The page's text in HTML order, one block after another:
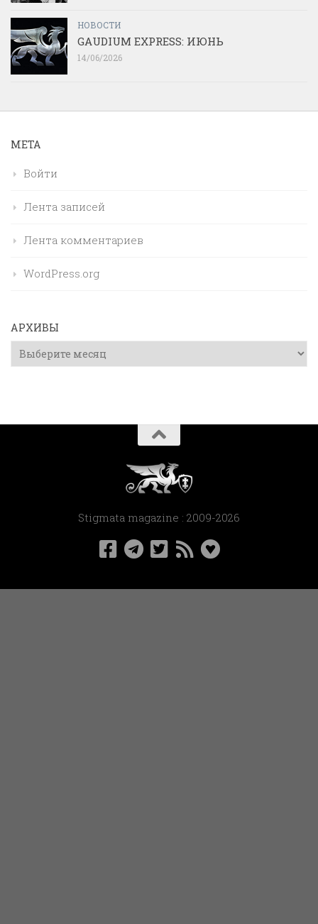
НОВОСТИ
GAUDIUM EXPRESS: ИЮНЬ
14/06/2026
МЕТА
Войти
Лента записей
Лента комментариев
WordPress.org
АРХИВЫ
Архивы
Stigmata magazine : 2009-2026